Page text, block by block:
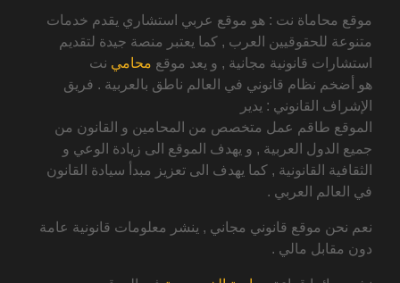
موقع محاماة نت : هو موقع عربي استشاري يقدم خدمات
متنوعة للحقوقيين العرب , كما يعتبر منصة جيدة لتقديم
استشارات قانونية مجانية , و يعد موقع محامي نت
هو أضخم نظام قانوني في العالم ناطق بالعربية . فريق
الإشراف القانوني : يدير
الموقع طاقم عمل متخصص من المحامين و القانون من
جميع الدول العربية , و يهدف الموقع الى زيادة الوعي و
الثقافية القانونية , كما يهدف الى تعزيز مبدأ سيادة القانون
في العالم العربي .
نعم نحن موقع قانوني مجاني , ينشر معلومات قانونية عامة
دون مقابل مالي .